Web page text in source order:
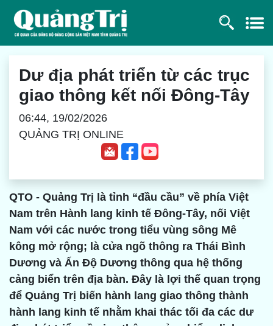
Dư địa phát triển từ các trục
giao thông kết nối Đông-Tây
06:44, 19/02/2026
QUẢNG TRỊ ONLINE
QTO - Quảng Trị là tỉnh “đầu cầu” về phía Việt
Nam trên Hành lang kinh tế Ðông-Tây, nối Việt
Nam với các nước trong tiểu vùng sông Mê
kông mở rộng; là cửa ngõ thông ra Thái Bình
Dương và Ấn Ðộ Dương thông qua hệ thống
cảng biển trên địa bàn. Ðây là lợi thế quan trọng
để Quảng Trị biến hành lang giao thông thành
hành lang kinh tế nhằm khai thác tối đa các dư